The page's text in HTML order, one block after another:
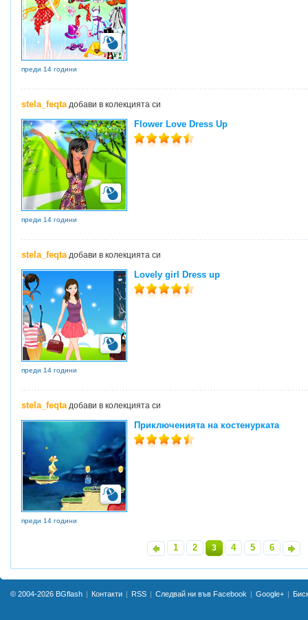
преди 14 години
stela_feqtaдобави в колекцията си
Flower Love Dress Up
преди 14 години
stela_feqtaдобави в колекцията си
Lovely girl Dress up
преди 14 години
stela_feqtaдобави в колекцията си
Приключенията на костенурката
преди 14 години
1 2 3 4 5 6»
© 2004-2026 BGflash Контакти RSS Следвай ни във Facebook Google+